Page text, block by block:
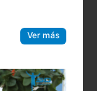
Ver más